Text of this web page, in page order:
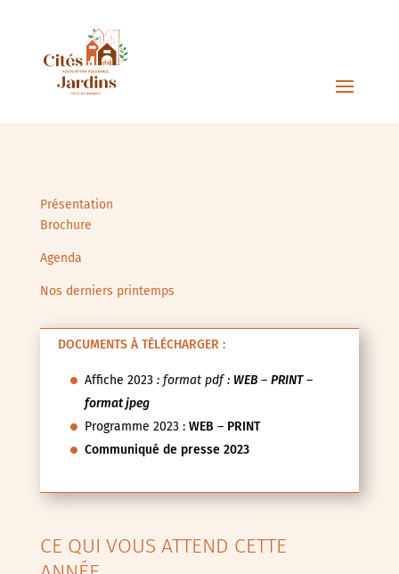
Présentation
Brochure
Agenda
Nos derniers printemps
DOCUMENTS À TÉLÉCHARGER :
Affiche 2023: format pdf : WEB– PRINT–
format jpeg
Programme 2023 : WEB – PRINT
Communiqué de presse 2023
CE QUI VOUS ATTEND CETTE